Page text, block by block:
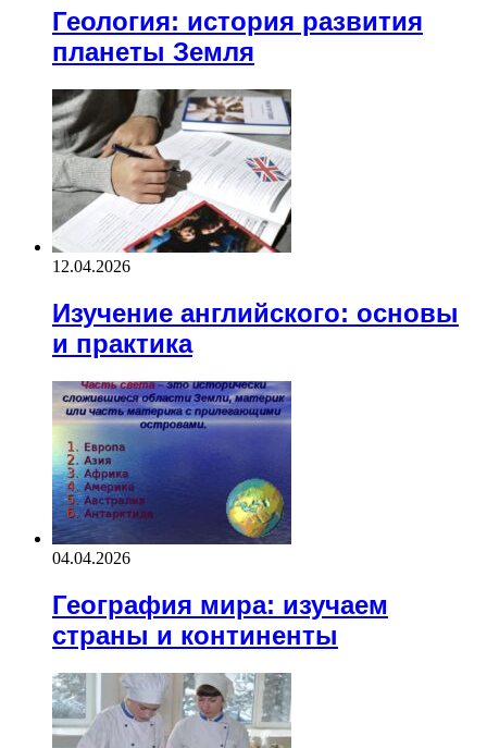
Геология: история развития
планеты Земля
12.04.2026
Изучение английского: основы
и практика
04.04.2026
География мира: изучаем
страны и континенты